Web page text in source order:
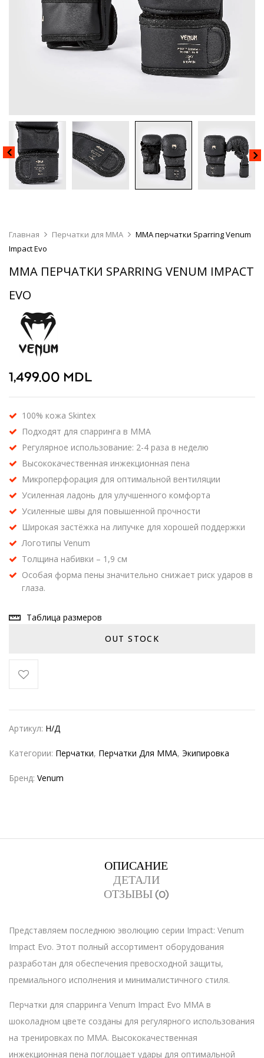
Главная Перчатки для MMA
ММА перчатки Sparring Venum
Impact Evo
ММА ПЕРЧАТКИ SPARRING VENUM IMPACT
EVO
1,499.00 MDL
100% кожа Skintex
Подходят для спарринга в ММА
Регулярное использование: 2-4 раза в неделю
Высококачественная инжекционная пена
Микроперфорация для оптимальной вентиляции
Усиленная ладонь для улучшенного комфорта
Усиленные швы для повышенной прочности
Широкая застёжка на липучке для хорошей поддержки
Логотипы Venum
Толщина набивки – 1,9 см
Особая форма пены значительно снижает риск ударов в
глаза.
Таблица размеров
OUT STOCK
Артикул: Н/Д
Категории: Перчатки, Перчатки Для MMA, Экипировка
Бренд: Venum
ОПИСАНИЕ
ДЕТАЛИ
ОТЗЫВЫ (0)
Представляем последнюю эволюцию серии Impact: Venum
Impact Evo. Этот полный ассортимент оборудования
разработан для обеспечения превосходной защиты,
премиального исполнения и минималистичного стиля.
Перчатки для спарринга Venum Impact Evo MMA в
шоколадном цвете созданы для регулярного использования
на тренировках по ММА. Высококачественная
инжекционная пена поглощает удары для оптимальной